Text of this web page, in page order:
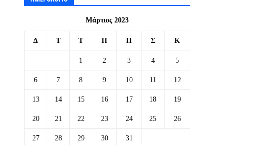
Μάρτιος 2023
Δ Τ Τ Π Π Σ Κ
1 2 3 4 5
6 7 8 9 10 11 12
13 14 15 16 17 18 19
20 21 22 23 24 25 26
27 28 29 30 31